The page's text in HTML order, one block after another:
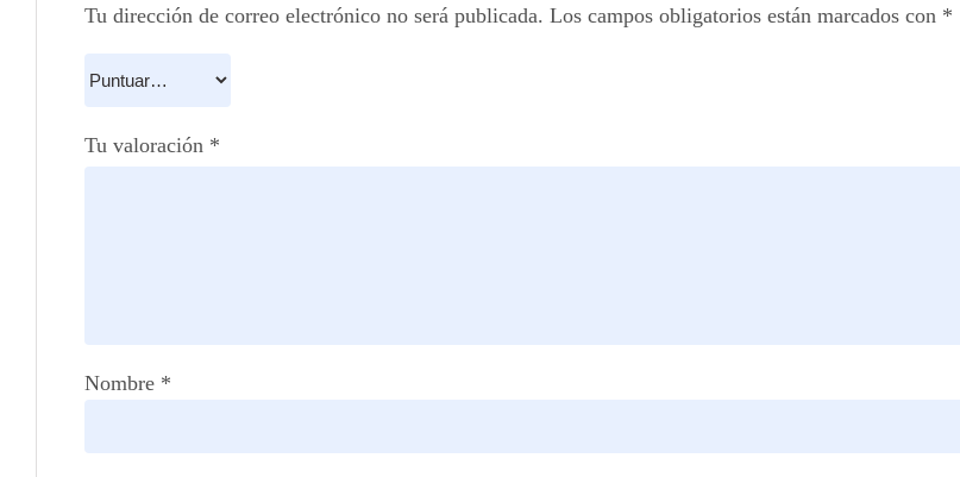
Tu dirección de correo electrónico no será publicada. Los campos obligatorios están marcados con *
Tu valoración *
Nombre *